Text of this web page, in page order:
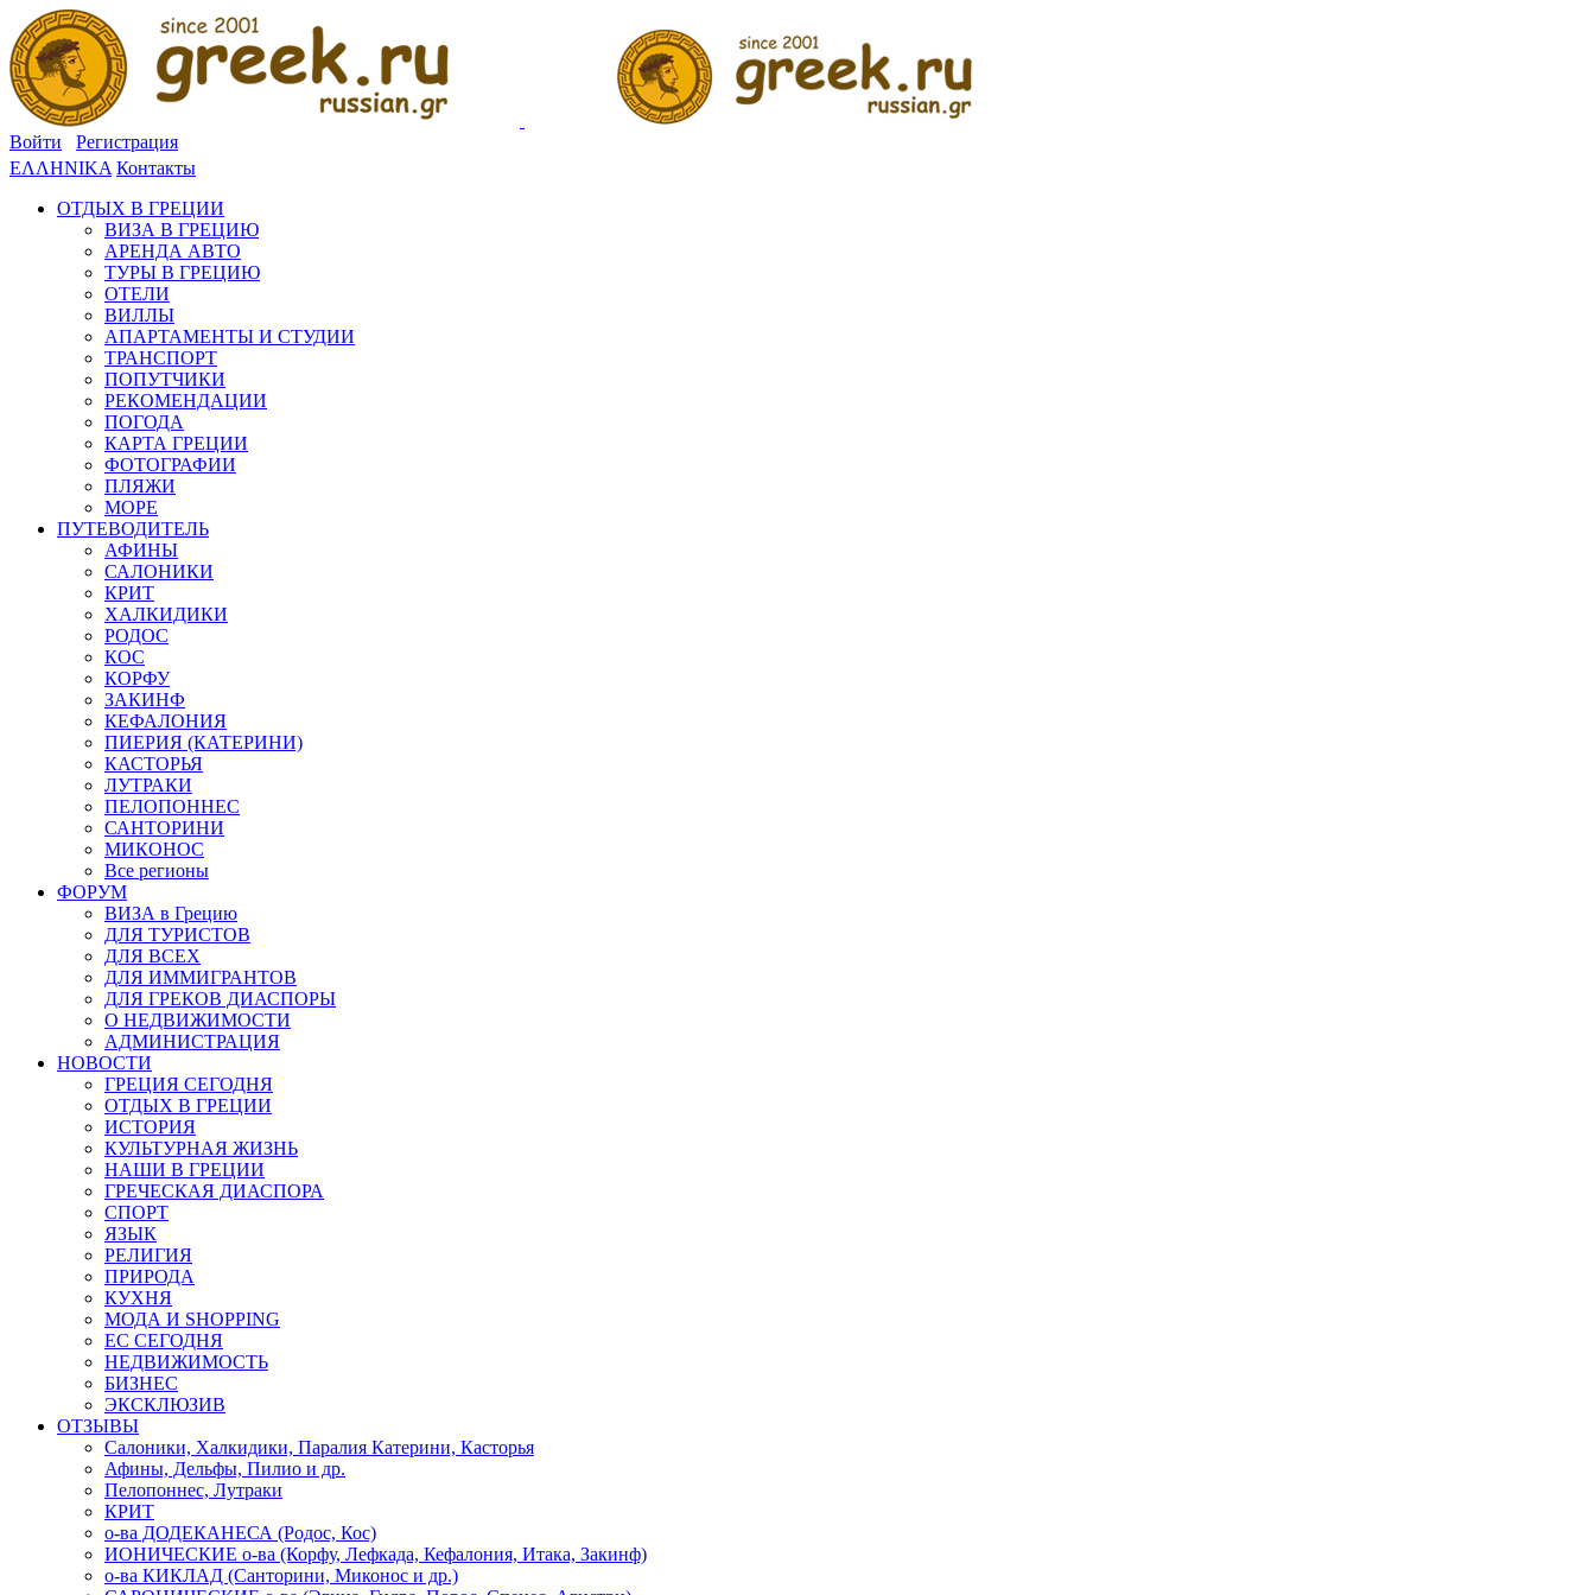
Войти
Регистрация
ΕΛΛΗΝΙΚΑ Контакты
ОТДЫХ В ГРЕЦИИ
ВИЗА В ГРЕЦИЮ
АРЕНДА АВТО
ТУРЫ В ГРЕЦИЮ
ОТЕЛИ
ВИЛЛЫ
АПАРТАМЕНТЫ И СТУДИИ
ТРАНСПОРТ
ПОПУТЧИКИ
РЕКОМЕНДАЦИИ
ПОГОДА
КАРТА ГРЕЦИИ
ФОТОГРАФИИ
ПЛЯЖИ
МОРЕ
ПУТЕВОДИТЕЛЬ
АФИНЫ
САЛОНИКИ
КРИТ
ХАЛКИДИКИ
РОДОС
КОС
КОРФУ
ЗАКИНФ
КЕФАЛОНИЯ
ПИЕРИЯ (КАТЕРИНИ)
КАСТОРЬЯ
ЛУТРАКИ
ПЕЛОПОННЕС
САНТОРИНИ
МИКОНОС
Все регионы
ФОРУМ
ВИЗА в Грецию
ДЛЯ ТУРИСТОВ
ДЛЯ ВСЕХ
ДЛЯ ИММИГРАНТОВ
ДЛЯ ГРЕКОВ ДИАСПОРЫ
О НЕДВИЖИМОСТИ
АДМИНИСТРАЦИЯ
НОВОСТИ
ГРЕЦИЯ СЕГОДНЯ
ОТДЫХ В ГРЕЦИИ
ИСТОРИЯ
КУЛЬТУРНАЯ ЖИЗНЬ
НАШИ В ГРЕЦИИ
ГРЕЧЕСКАЯ ДИАСПОРА
СПОРТ
ЯЗЫК
РЕЛИГИЯ
ПРИРОДА
КУХНЯ
МОДА И SHOPPING
ЕС СЕГОДНЯ
НЕДВИЖИМОСТЬ
БИЗНЕС
ЭКСКЛЮЗИВ
ОТЗЫВЫ
Салоники, Халкидики, Паралия Катерини, Касторья
Афины, Дельфы, Пилио и др.
Пелопоннес, Лутраки
КРИТ
о-ва ДОДЕКАНЕСА (Родос, Кос)
ИОНИЧЕСКИЕ о-ва (Корфу, Лефкада, Кефалония, Итака, Закинф)
о-ва КИКЛАД (Санторини, Миконос и др.)